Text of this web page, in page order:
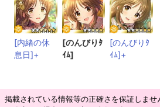
[内緒の休
息日]+
[のんびりﾀ
ｲﾑ]
[のんびりﾀ
ｲﾑ]+
掲載されている情報等の正確さを保証しま